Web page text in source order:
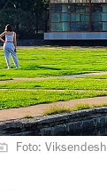
Foto: Viksendesh